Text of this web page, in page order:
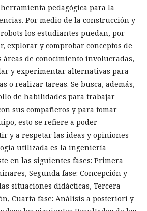
pedagógica para la
Por medio de la construcción y
los estudiantes puedan, por
explorar y comprobar conceptos de
áreas de conocimiento involucradas,
y experimentar alternativas para
o realizar tareas. Se busca, además,
de habilidades para trabajar
sus compañeros y para tomar
esto se refiere a poder
y a respetar las ideas y opiniones
utilizada es la ingeniería
en las siguientes fases: Primera
Segunda fase: Concepción y
situaciones didácticas, Tercera
Cuarta fase: Análisis a posteriori y